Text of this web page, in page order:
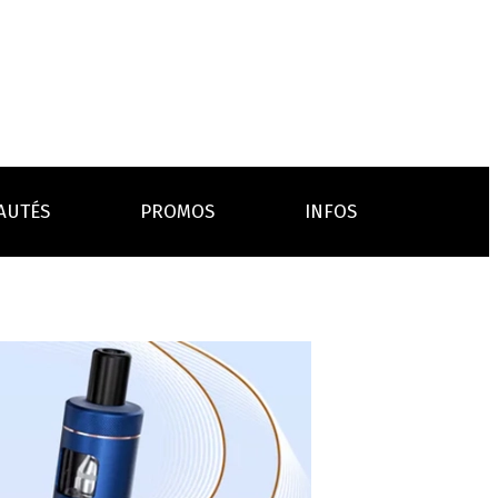
Boosters
Drip Tip
embouts, becs
Chargeurs
câbles, secteurs
PROMOS INFOS
Emission "C'est dans l'air"
Reportage Vox Pop ARTE
Interview France Bleu Genericlop